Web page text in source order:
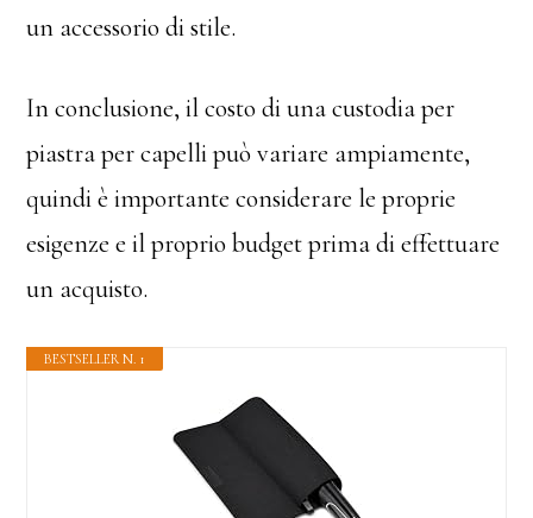
un accessorio di stile.
In conclusione, il costo di una custodia per
piastra per capelli può variare ampiamente,
quindi è importante considerare le proprie
esigenze e il proprio budget prima di effettuare
un acquisto.
BESTSELLER N. 1